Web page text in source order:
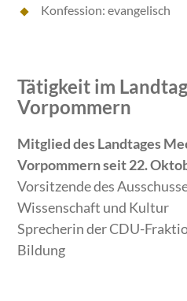
Konfession: evangelisch
Tätigkeit im
Vorpommern
Mitglied des Landtages
Vorpommern seit 22.
Vorsitzende des
Wissenschaft und Kultur
Sprecherin der CDU-
Bildung